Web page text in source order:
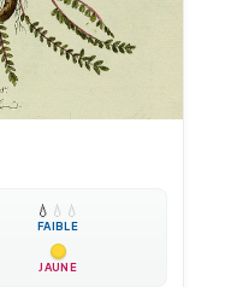
💧 💧 💧
FAIBLE
JAUNE